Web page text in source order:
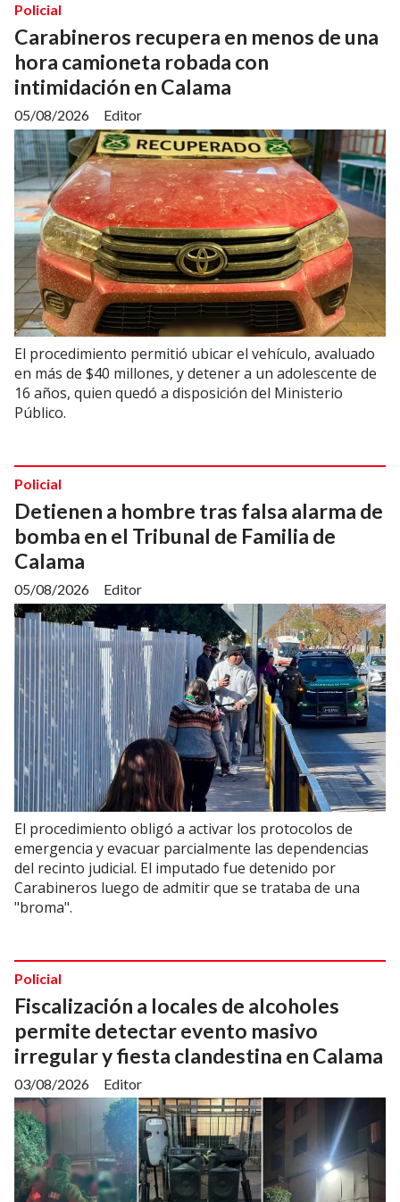
Carabineros recupera en menos de una
hora camioneta robada con
intimidación en Calama
Editor
Policial
05/08/2026
El procedimiento permitió ubicar el vehículo, avaluado
en más de $40 millones, y detener a un adolescente de
16 años, quien quedó a disposición del Ministerio
Público.
Detienen a hombre tras falsa alarma de
bomba en el Tribunal de Familia de
Calama
Editor
Policial
05/08/2026
El procedimiento obligó a activar los protocolos de
emergencia y evacuar parcialmente las dependencias
del recinto judicial. El imputado fue detenido por
Carabineros luego de admitir que se trataba de una
"broma".
Fiscalización a locales de alcoholes
permite detectar evento masivo
irregular y fiesta clandestina en Calama
Editor
Policial
03/08/2026